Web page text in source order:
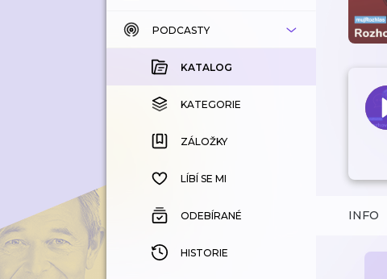
KATALOG
KOUPENÉ
KATEGORIE
ZÁLOŽKY
HISTORIE
PODCASTY
KATALOG
KATEGORIE
ZÁLOŽKY
LÍBÍ SE MI
ODEBÍRANÉ
HISTORIE
INFO